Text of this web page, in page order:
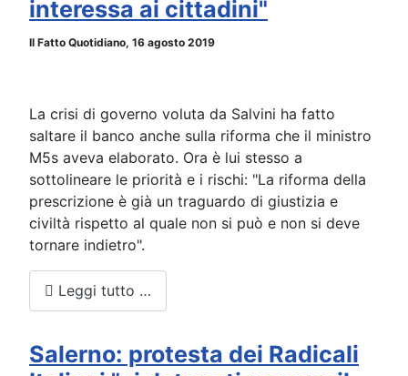
interessa ai cittadini"
Il Fatto Quotidiano, 16 agosto 2019
La crisi di governo voluta da Salvini ha fatto
saltare il banco anche sulla riforma che il ministro
M5s aveva elaborato. Ora è lui stesso a
sottolineare le priorità e i rischi: "La riforma della
prescrizione è già un traguardo di giustizia e
civiltà rispetto al quale non si può e non si deve
tornare indietro".
Leggi tutto …
Salerno: protesta dei Radicali